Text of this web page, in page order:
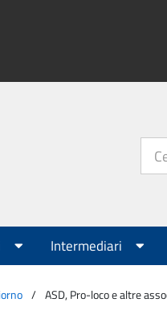
sito:
Intermediari
ASD, Pro-loco e altre